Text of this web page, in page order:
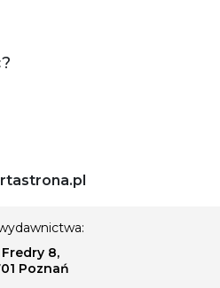
Fredry 8,
Poznań